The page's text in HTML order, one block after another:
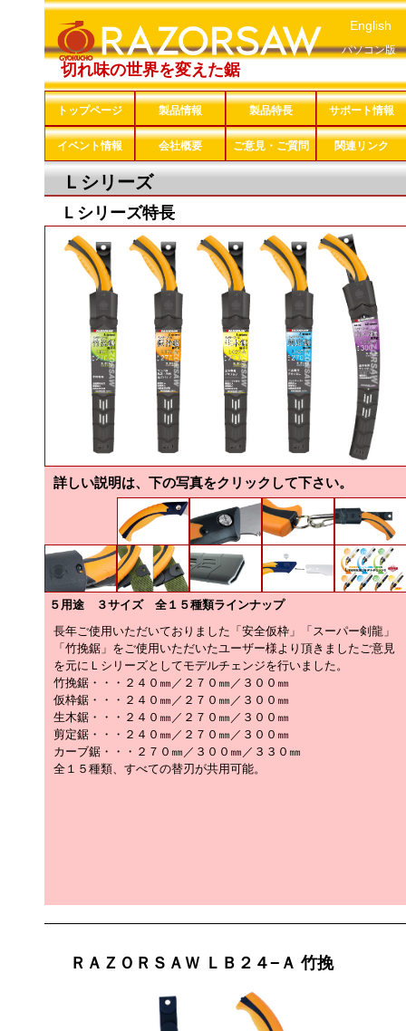
切れ味の世界を変えた鋸
トップページ 製品情報 製品特長 サポート情報
イベント情報 会社概要 ご意見・ご質問 関連リンク
English
パソコン版
Ｌシリーズ
Ｌシリーズ特長
詳しい説明は、下の写真をクリックして下さい。
５用途 ３サイズ 全１５種類ラインナップ
長年ご使用いただいておりました「安全仮枠」「スーパー剣龍」
「竹挽鋸」をご使用いただいたユーザー様より頂きましたご意見
を元にＬシリーズとしてモデルチェンジを行いました。
竹挽鋸・・・２４０㎜／２７０㎜／３００㎜
仮枠鋸・・・２４０㎜／２７０㎜／３００㎜
生木鋸・・・２４０㎜／２７０㎜／３００㎜
剪定鋸・・・２４０㎜／２７０㎜／３００㎜
カーブ鋸・・・２７０㎜／３００㎜／３３０㎜
全１５種類、すべての替刃が共用可能。
ＲＡＺＯＲＳＡＷ ＬＢ２４−Ａ 竹挽